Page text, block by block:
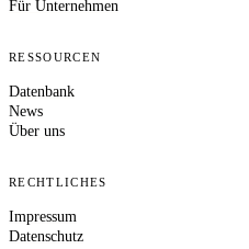
Für Unternehmen
RESSOURCEN
Datenbank
News
Über uns
RECHTLICHES
Impressum
Datenschutz